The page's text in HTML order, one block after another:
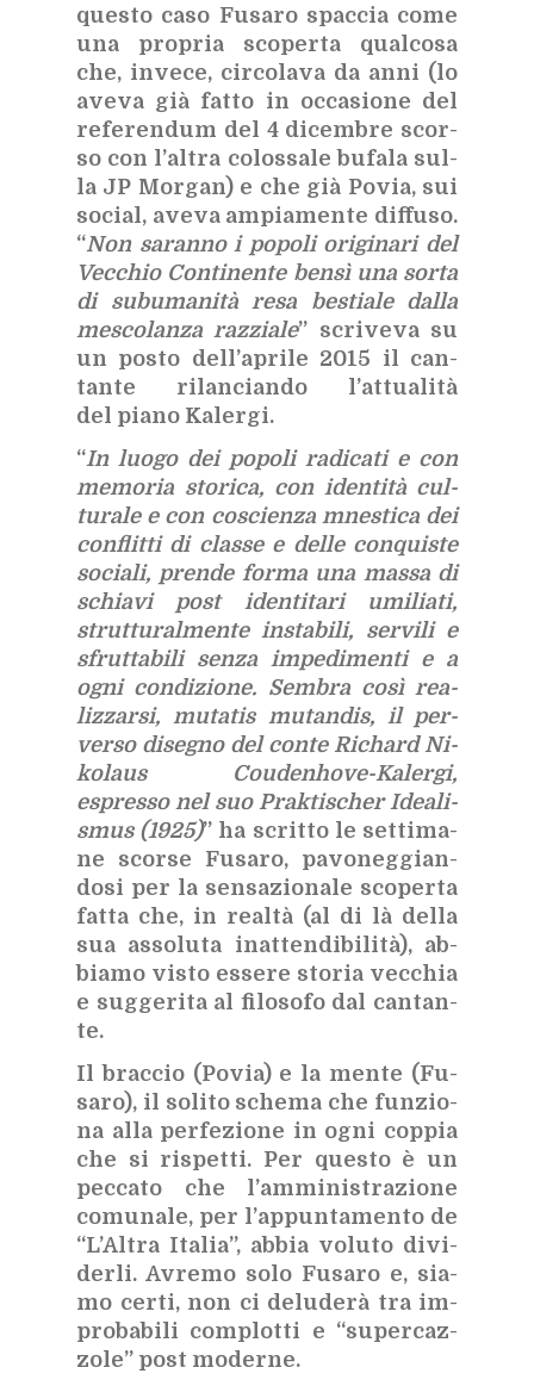
que­sto caso Fu­sa­ro spac­cia come
una pro­pria sco­per­ta qual­co­sa
che, in­ve­ce, cir­co­la­va da anni (lo
ave­va già fat­to in oc­ca­sio­ne del
re­fe­ren­dum del 4 di­cem­bre scor­
so con l’al­tra co­los­sa­le bu­fa­la sul­
la JP Mor­gan) e che già Po­via, sui
so­cial, ave­va am­pia­men­te dif­fu­so.
“Non sa­ran­no i po­po­li ori­gi­na­ri del
Vec­chio Con­ti­nen­te ben­sì una sor­ta
di su­bu­ma­ni­tà resa be­stia­le dal­la
me­sco­lan­za raz­zia­le” scri­ve­va su
un po­sto del­l’a­pri­le 2015 il can­
tan­te ri­lan­cian­do l’at­tua­li­tà
del pia­no Ka­ler­gi.
“In luo­go dei po­po­li ra­di­ca­ti e con
me­mo­ria sto­ri­ca, con iden­ti­tà cul­
tu­ra­le e con co­scien­za mne­sti­ca dei
con­flit­ti di clas­se e del­le con­qui­ste
so­cia­li, pren­de for­ma una mas­sa di
schia­vi post iden­ti­ta­ri umi­lia­ti,
strut­tu­ral­men­te in­sta­bi­li, ser­vi­li e
sfrut­ta­bi­li sen­za im­pe­di­men­ti e a
ogni con­di­zio­ne. Sem­bra così rea­
liz­zar­si, mu­ta­tis mu­tan­dis, il per­
ver­so di­se­gno del con­te Ri­chard Ni­
ko­laus Cou­de­n­ho­ve-Ka­ler­gi,
espres­so nel suo Prak­ti­scher Idea­li­
smus(1925)” ha scrit­to le set­ti­ma­
ne scor­se Fu­sa­ro, pa­vo­neg­gian­
do­si per la sen­sa­zio­na­le sco­per­ta
fat­ta che, in real­tà (al di là del­la
sua as­so­lu­ta inat­ten­di­bi­li­tà), ab­
bia­mo vi­sto es­se­re sto­ria vec­chia
e sug­ge­ri­ta al fi­lo­so­fo dal can­tan­
te.
Il brac­cio (Po­via) e la men­te (Fu­
sa­ro), il so­li­to sche­ma che fun­zio­
na alla per­fe­zio­ne in ogni cop­pia
che si ri­spet­ti. Per que­sto è un
pec­ca­to che l’am­mi­ni­stra­zio­ne
co­mu­na­le, per l’ap­pun­ta­men­to de
“L’Al­tra Ita­lia”, ab­bia vo­lu­to di­vi­
der­li. Avre­mo solo Fu­sa­ro e, sia­
mo cer­ti, non ci de­lu­de­rà tra im­
pro­ba­bi­li com­plot­ti e “su­per­caz­
zo­le” post mo­der­ne.